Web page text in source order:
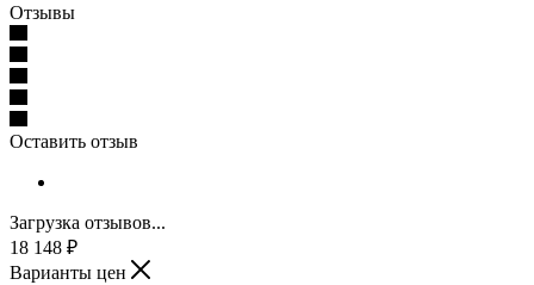
Отзывы
Оставить отзыв
Загрузка отзывов...
18 148 ₽
Варианты цен